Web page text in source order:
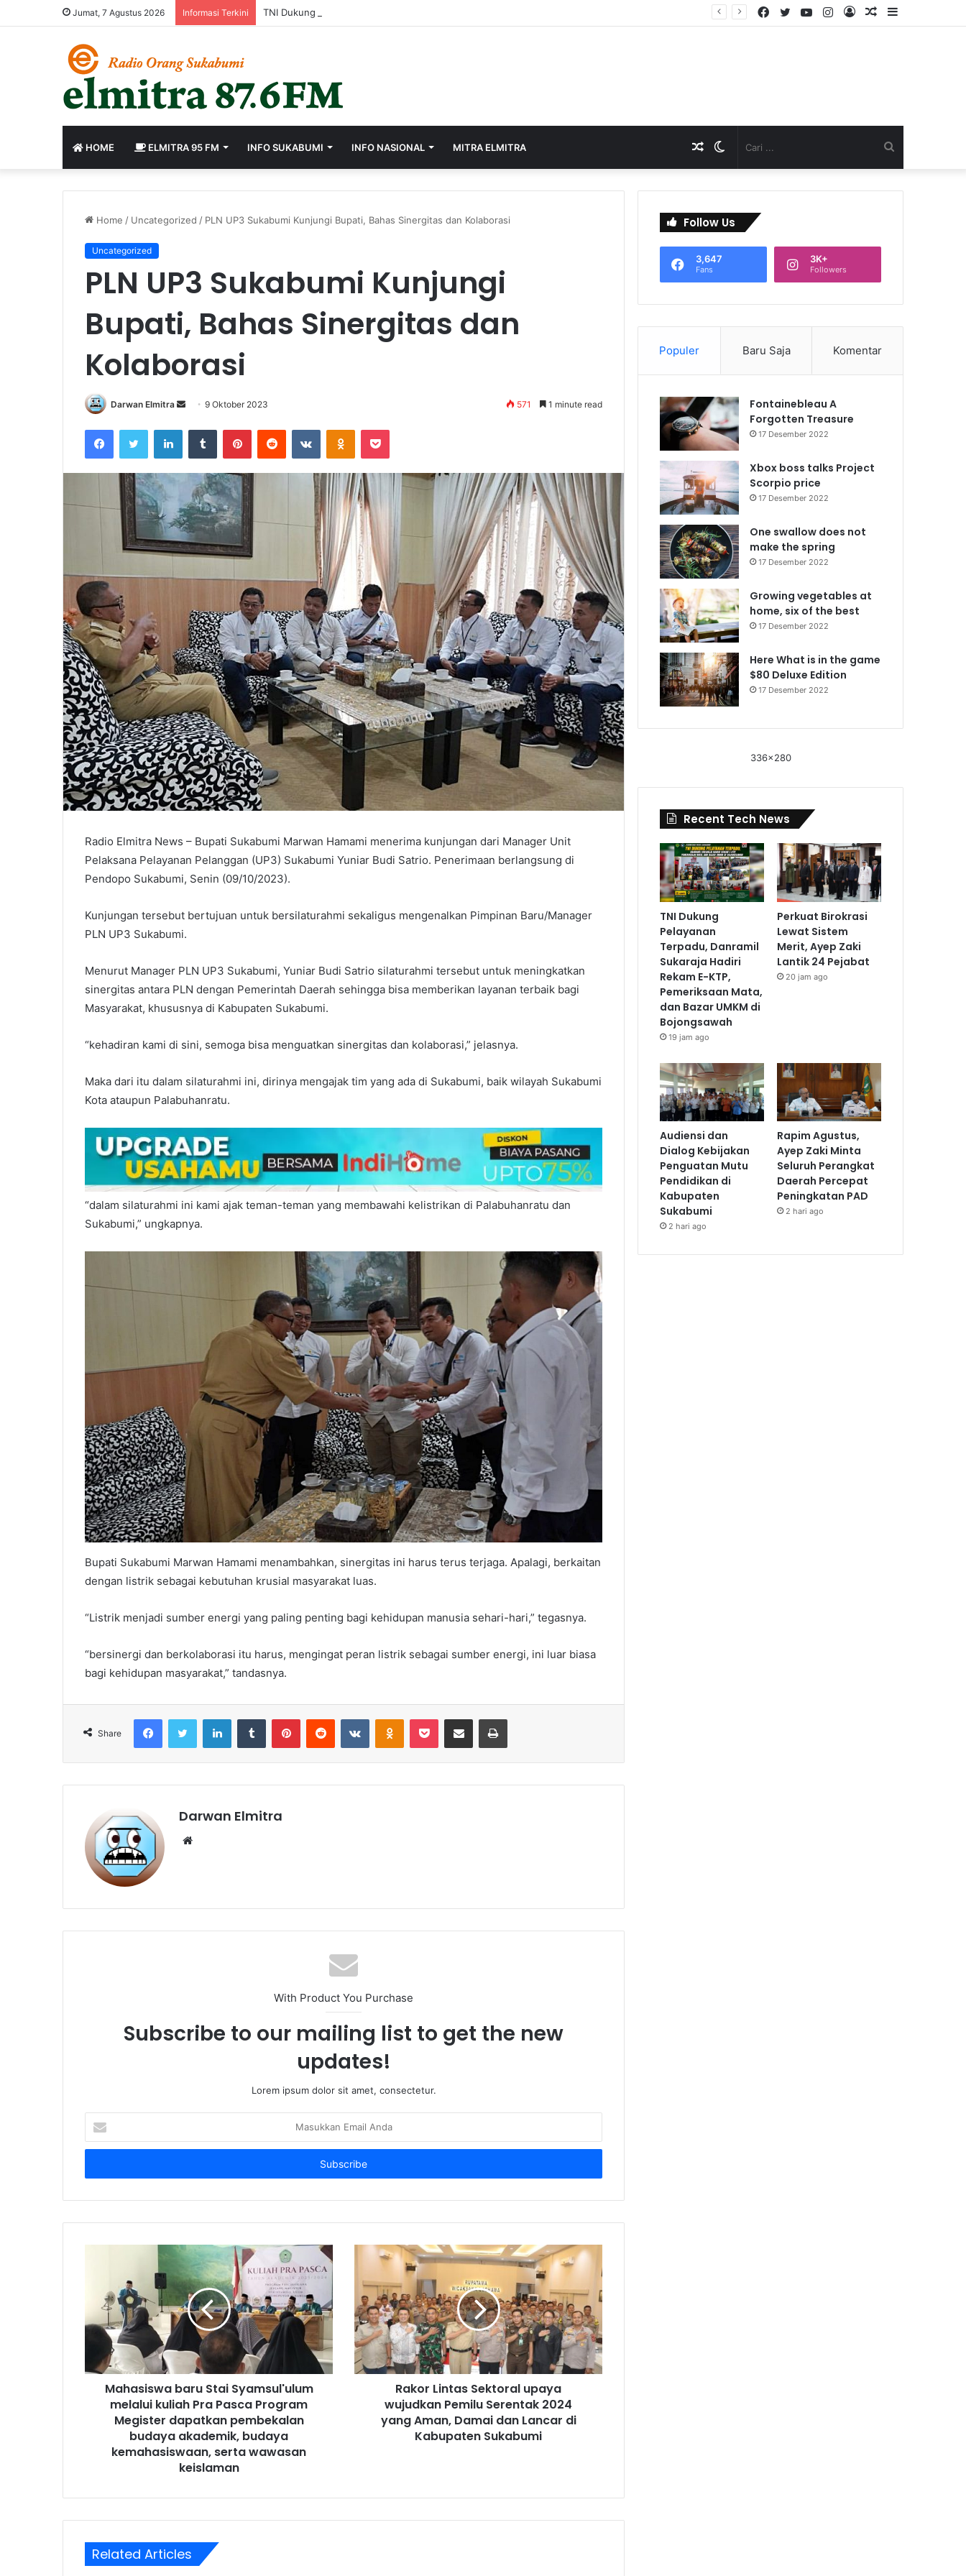
Jumat, 7 Agustus 2026 Informasi Terkini Sidebar
Artikel
Log
Instagram
YouTube
Twitter
Facebook
HOME ELMITRA 95 FM INFO SUKABUMI INFO NASIONAL MITRA ELMITRA
...
Switch
skin
Artikel
Acak
Home / Uncategorized / PLN UP3 Sukabumi Kunjungi Bupati, Bahas Sinergitas dan Kolaborasi
Uncategorized
PLN UP3 Sukabumi Kunjungi
Bupati, Bahas Sinergitas dan
Kolaborasi
Darwan Elmitra
Send
email
9 Oktober 2023 571 1 minute read
FacebookTwitter LinkedInTumblr PinterestReddit VKontakteOdnoklassniki
Pocket
Radio Elmitra News – Bupati Sukabumi Marwan Hamami menerima kunjungan dari Manager Unit
Pelaksana Pelayanan Pelanggan (UP3) Sukabumi Yuniar Budi Satrio. Penerimaan berlangsung di
Pendopo Sukabumi, Senin (09/10/2023).
Kunjungan tersebut bertujuan untuk bersilaturahmi sekaligus mengenalkan Pimpinan Baru/Manager
PLN UP3 Sukabumi.
Menurut Manager PLN UP3 Sukabumi, Yuniar Budi Satrio silaturahmi tersebut untuk meningkatkan
sinergitas antara PLN dengan Pemerintah Daerah sehingga bisa memberikan layanan terbaik bagi
Masyarakat, khususnya di Kabupaten Sukabumi.
“kehadiran kami di sini, semoga bisa menguatkan sinergitas dan kolaborasi,” jelasnya.
Maka dari itu dalam silaturahmi ini, dirinya mengajak tim yang ada di Sukabumi, baik wilayah Sukabumi
Kota ataupun Palabuhanratu.
“dalam silaturahmi ini kami ajak teman-teman yang membawahi kelistrikan di Palabuhanratu dan
Sukabumi,” ungkapnya.
Bupati Sukabumi Marwan Hamami menambahkan, sinergitas ini harus terus terjaga. Apalagi, berkaitan
dengan listrik sebagai kebutuhan krusial masyarakat luas.
“Listrik menjadi sumber energi yang paling penting bagi kehidupan manusia sehari-hari,” tegasnya.
“bersinergi dan berkolaborasi itu harus, mengingat peran listrik sebagai sumber energi, ini luar biasa
bagi kehidupan masyarakat,” tandasnya.
Share
FacebookTwitter LinkedInTumblr PinterestReddit VKontakteOdnoklassniki
Pocket Share via Email Print
Darwan Elmitra
Website
With Product You Purchase
Subscribe to our mailing list to get the new
updates!
Lorem ipsum dolor sit amet, consectetur.
Email
Anda
Mahasiswa baru Stai Syamsul'ulum
melalui kuliah Pra Pasca Program
Megister dapatkan pembekalan
budaya akademik, budaya
kemahasiswaan, serta wawasan
keislaman
Rakor Lintas Sektoral upaya
wujudkan Pemilu Serentak 2024
yang Aman, Damai dan Lancar di
Kabupaten Sukabumi
Related Articles
Follow Us
3,647
Fans
3K+
Followers
Populer Baru Saja Komentar
Fontainebleau A
Forgotten Treasure
17 Desember 2022
Xbox boss talks Project
Scorpio price
17 Desember 2022
One swallow does not
make the spring
17 Desember 2022
Growing vegetables at
home, six of the best
17 Desember 2022
Here What is in the game
$80 Deluxe Edition
17 Desember 2022
336x280
Recent Tech News
TNI Dukung
Pelayanan
Terpadu, Danramil
Sukaraja Hadiri
Rekam E-KTP,
Pemeriksaan Mata,
dan Bazar UMKM di
Bojongsawah
19 jam ago
Perkuat Birokrasi
Lewat Sistem
Merit, Ayep Zaki
Lantik 24 Pejabat
20 jam ago
Audiensi dan
Dialog Kebijakan
Penguatan Mutu
Pendidikan di
Kabupaten
Sukabumi
2 hari ago
Rapim Agustus,
Ayep Zaki Minta
Seluruh Perangkat
Daerah Percepat
Peningkatan PAD
2 hari ago